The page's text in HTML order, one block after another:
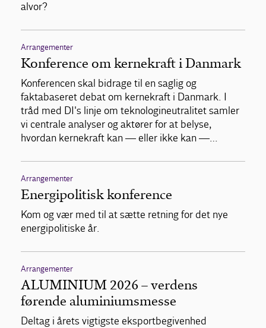
alvor?
Arrangementer
Konference om kernekraft i Danmark
Konferencen skal bidrage til en saglig og
faktabaseret debat om kernekraft i Danmark. I
tråd med DI's linje om teknologineutralitet samler
vi centrale analyser og aktører for at belyse,
hvordan kernekraft kan — eller ikke kan —…
Arrangementer
Energipolitisk konference
Kom og vær med til at sætte retning for det nye
energipolitiske år.
Arrangementer
ALUMINIUM 2026 – verdens
førende aluminiumsmesse
Deltag i årets vigtigste eksportbegivenhed